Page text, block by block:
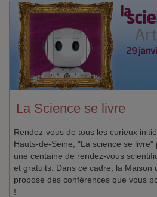
La Science se livre
Rendez-vous de tous les curieux
Hauts-de-Seine, "La science se
une centaine de rendez-vous
et gratuits. Dans ce cadre, la Maison
propose des conférences que vous
!